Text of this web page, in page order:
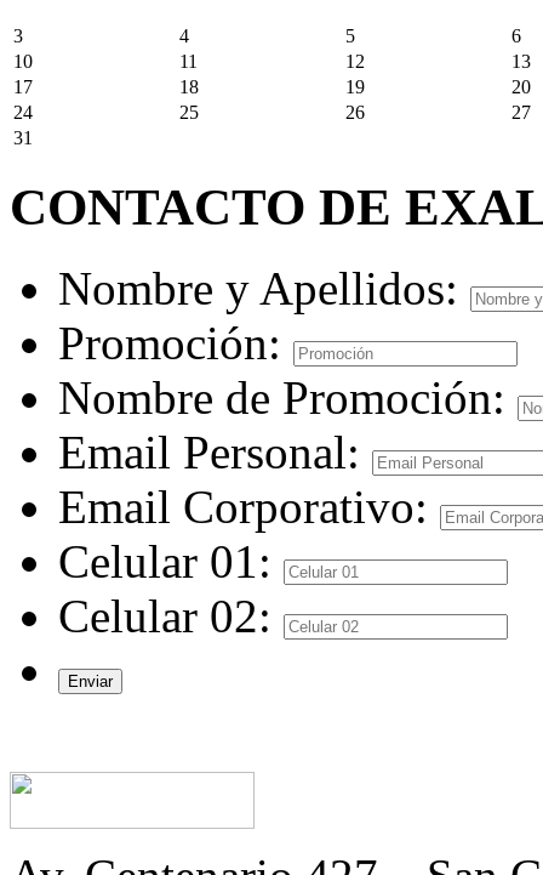
3 4 5
6
10
11 12
13
17
18 19
20
24
25 26
27
31
CONTACTO DE
Nombre y Apellidos:
Promoción:
Nombre de Promoción:
Email Personal:
Email Corporativo:
Celular 01:
Celular 02:
Enviar